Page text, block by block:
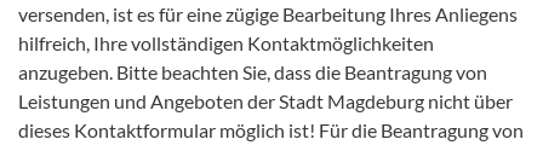
versenden, ist es für eine zügige Bearbeitung Ihres Anliegens
hilfreich, Ihre vollständigen Kontaktmöglichkeiten
anzugeben. Bitte beachten Sie, dass die Beantragung von
Leistungen und Angeboten der Stadt Magdeburg nicht über
dieses Kontaktformular möglich ist! Für die Beantragung von